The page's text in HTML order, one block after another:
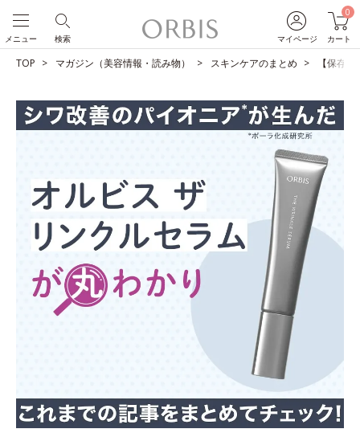
マイページ
0
カート
検索
メニュー
TOP マガジン（美容情報・読み物） スキンケアのまとめ 【保存